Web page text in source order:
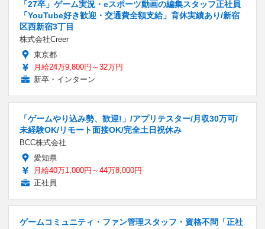
「27卒」ゲーム実況・eスポーツ動画の編集スタッフ正社員
「YouTube好き歓迎・交通費全額支給」育休実績あり/新宿
区西新宿3丁目
株式会社Creer
東京都
月給24万9,800円～32万円
新卒・インターン
「ゲームやり込み勢、歓迎!」/アプリテスター/月収30万可/
未経験OK/リモート面接OK/完全土日祝休み
BCC株式会社
愛知県
月給40万1,000円～44万8,000円
正社員
ゲームコミュニティ・ファン管理スタッフ・資格不問「正社